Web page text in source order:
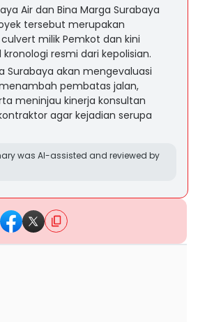
Air dan Bina Marga Surabaya
tersebut merupakan
milik Pemkot dan kini
resmi dari kepolisian.
Surabaya akan mengevaluasi
pembatas jalan,
meninjau kinerja konsultan
agar kejadian serupa
was AI-assisted and reviewed by